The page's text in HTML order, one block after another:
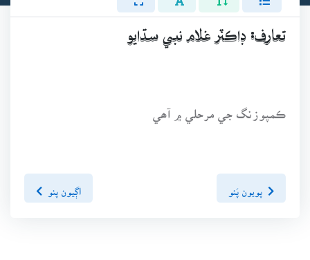
تعارف: ڊاڪٽر غلام نبي سڌايو
ڪمپوزنگ جي مرحلي ۾ آھي
پويون پَنو اڳيون پنو